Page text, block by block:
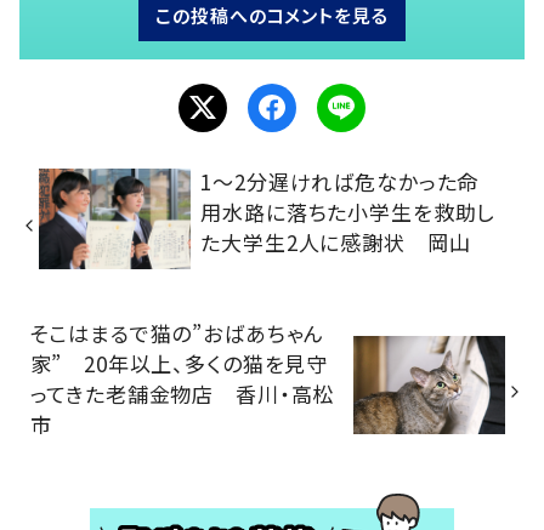
この投稿へのコメントを見る
1～2分遅ければ危なかった命
用水路に落ちた小学生を救助し
た大学生2人に感謝状 岡山
そこはまるで猫の”おばあちゃん
家” 20年以上、多くの猫を見守
ってきた老舗金物店 香川・高松
市